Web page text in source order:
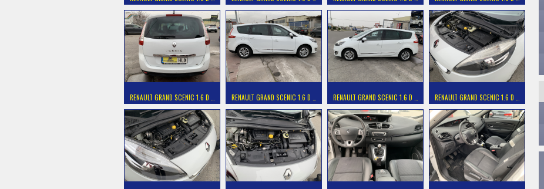
RENAULT GRAND SCENIC 1.6 D … RENAULT GRAND SCENIC 1.6 D … RENAULT GRAND SCENIC 1.6 D … RENAULT GRAND SCENIC 1.6 D …